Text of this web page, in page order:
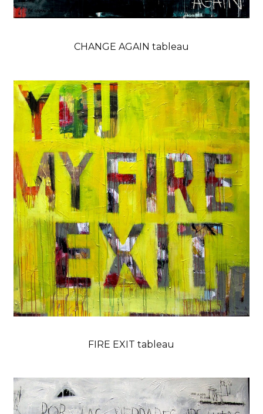
CHANGE AGAIN tableau
FIRE EXIT tableau